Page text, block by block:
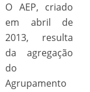
O AEP, criado
em abril de
2013, resulta
da agregação
do
Agrupamento